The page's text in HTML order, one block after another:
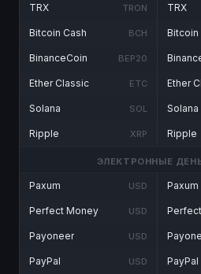
TRX TRON
Bitcoin Cash BCH
BinanceCoin BEP20
Ether Classic ETC
Solana SOL
Ripple XRP
TRX
Bitcoin
Ether
Solana
Ripple
ЭЛЕКТРОННЫЕ
Paxum USD
Perfect Money USD
Payoneer USD
PayPal USD
Paxum
PayPal